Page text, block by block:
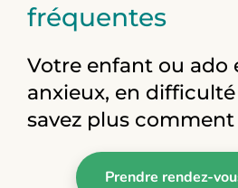
fréquentes
Votre enfant ou ado
anxieux, en
savez plus comment
Prendre rendez-